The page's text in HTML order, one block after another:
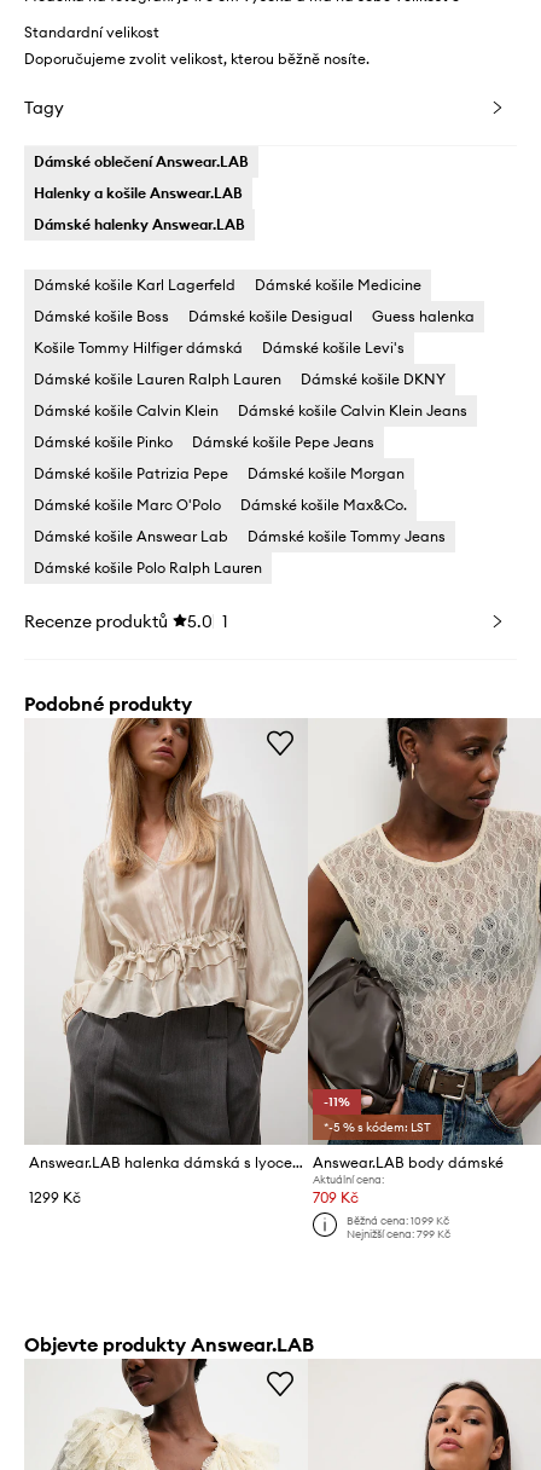
Standardní velikost
Doporučujeme zvolit velikost, kterou běžně nosíte.
Tagy
Dámské oblečení Answear.LAB
Halenky a košile Answear.LAB
Dámské halenky Answear.LAB
Dámské košile Karl Lagerfeld
Dámské košile Medicine
Dámské košile Boss
Dámské košile Desigual
Guess halenka
Košile Tommy Hilfiger dámská
Dámské košile Levi's
Dámské košile Lauren Ralph Lauren
Dámské košile DKNY
Dámské košile Calvin Klein
Dámské košile Calvin Klein Jeans
Dámské košile Pinko
Dámské košile Pepe Jeans
Dámské košile Patrizia Pepe
Dámské košile Morgan
Dámské košile Marc O'Polo
Dámské košile Max&Co.
Dámské košile Answear Lab
Dámské košile Tommy Jeans
Dámské košile Polo Ralph Lauren
Recenze produktů 5.0 1
Podobné produkty
Answear.LAB halenka dámská s lyocellem
1299 Kč
-11%
*-5 % s kódem: LST
Answear.LAB body dámské
Aktuální cena:
709 Kč
Běžná cena: 1099 Kč
Nejnižší cena: 799 Kč
Objevte produkty Answear.LAB